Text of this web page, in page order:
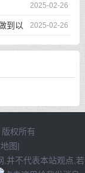
2025-02-26
2025-02-26
到以
权所有
图|
,并不代表本站观点,若